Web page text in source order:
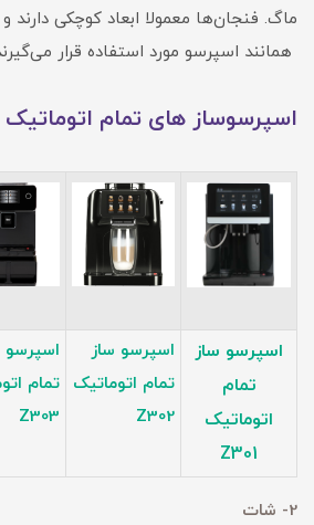
ماگ. فنجان‌ها معمولا ابعاد کوچکی دارند
همانند اسپرسو مورد استفاده قرار
اسپرسوساز های تمام
اسپرسو ساز
تمام
اتوماتیک
Z301
اسپرسو ساز
تمام اتوماتیک
Z302
اسپرسو
تمام
Z303
2- شات